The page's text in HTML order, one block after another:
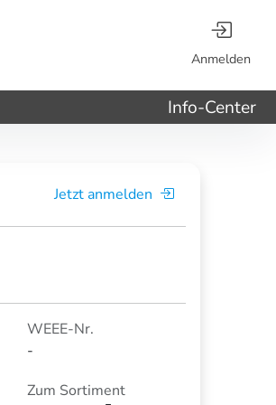
Anmelden
Info-Center
Jetzt anmelden
WEEE-Nr.
-
Zum Sortiment